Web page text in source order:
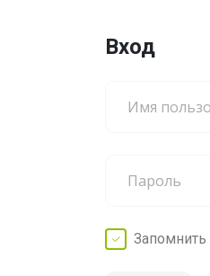
Вход
Запомнить